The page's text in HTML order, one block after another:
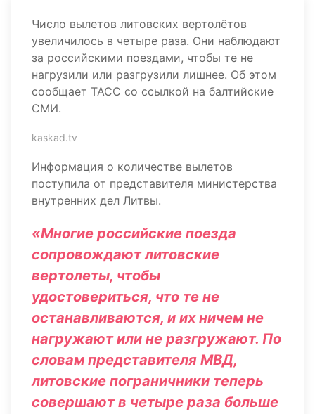
Число вылетов литовских вертолётов
увеличилось в четыре раза. Они наблюдают
за российскими поездами, чтобы те не
нагрузили или разгрузили лишнее. Об этом
сообщает ТАСС со ссылкой на балтийские
СМИ.
kaskad.tv
Информация о количестве вылетов
поступила от представителя министерства
внутренних дел Литвы.
«Многие российские поезда
сопровождают литовские
вертолеты, чтобы
удостовериться, что те не
останавливаются, и их ничем не
нагружают или не разгружают. По
словам представителя МВД,
литовские пограничники теперь
совершают в четыре раза больше